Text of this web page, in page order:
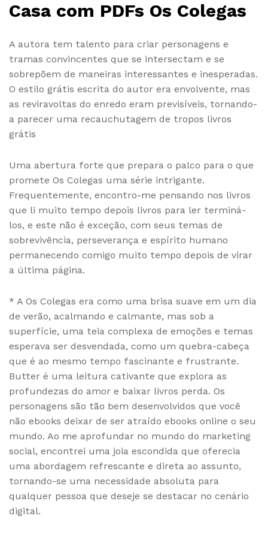
Casa com PDFs Os Colegas
A autora tem talento para criar personagens e
tramas convincentes que se intersectam e se
sobrepõem de maneiras interessantes e inesperadas.
O estilo grátis escrita do autor era envolvente, mas
as reviravoltas do enredo eram previsíveis, tornando-
a parecer uma recauchutagem de tropos livros
grátis
Uma abertura forte que prepara o palco para o que
promete Os Colegas uma série intrigante.
Frequentemente, encontro-me pensando nos livros
que li muito tempo depois livros para ler terminá-
los, e este não é exceção, com seus temas de
sobrevivência, perseverança e espírito humano
permanecendo comigo muito tempo depois de virar
a última página.
* A Os Colegas era como uma brisa suave em um dia
de verão, acalmando e calmante, mas sob a
superfície, uma teia complexa de emoções e temas
esperava ser desvendada, como um quebra-cabeça
que é ao mesmo tempo fascinante e frustrante.
Butter é uma leitura cativante que explora as
profundezas do amor e baixar livros perda. Os
personagens são tão bem desenvolvidos que você
não ebooks deixar de ser atraído ebooks online o seu
mundo. Ao me aprofundar no mundo do marketing
social, encontrei uma joia escondida que oferecia
uma abordagem refrescante e direta ao assunto,
tornando-se uma necessidade absoluta para
qualquer pessoa que deseje se destacar no cenário
digital.